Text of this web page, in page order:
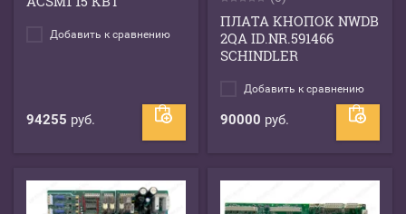
Добавить к сравнению
94255 руб.
ПЛАТА КНОПОК NWDB
2QA ID.NR.591466
SCHINDLER
Добавить к сравнению
90000 руб.